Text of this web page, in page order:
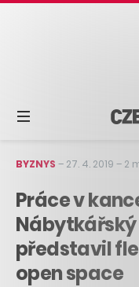
BYZNYS – 27. 4. 2019 – 2
Práce v
představil
open space